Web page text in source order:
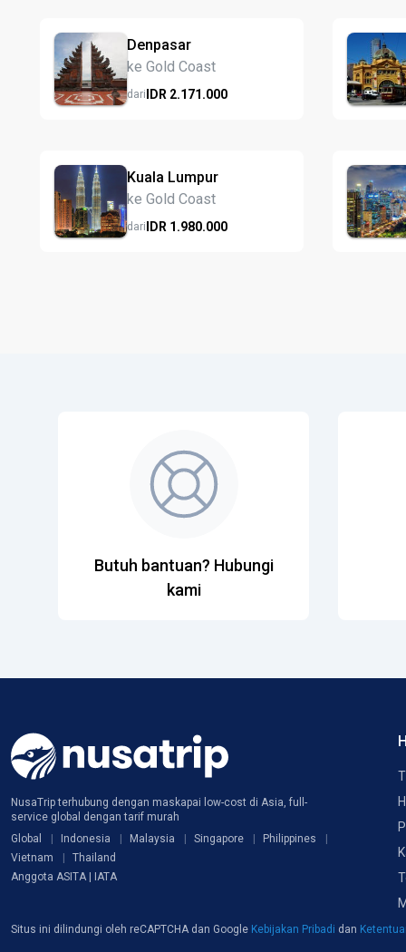
Denpasar
ke Gold Coast
dariIDR 2.171.000
Kuala Lumpur
ke Gold Coast
dariIDR 1.980.000
Butuh bantuan? Hubungi
kami
NusaTrip terhubung dengan maskapai low-cost di Asia, full-
service global dengan tarif murah
Global
Indonesia Malaysia Singapore
Philippines
Vietnam
Thailand
Anggota ASITA | IATA
Situs ini dilindungi oleh reCAPTCHA dan Google Kebijakan Pribadi dan